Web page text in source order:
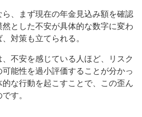
、まず現在の年金見込み額を確認
とした不安が具体的な数字に変わ
対策も立てられる。
不安を感じている人ほど、リスク
能性を過小評価することが分かっ
な行動を起こすことで、この歪ん
す。